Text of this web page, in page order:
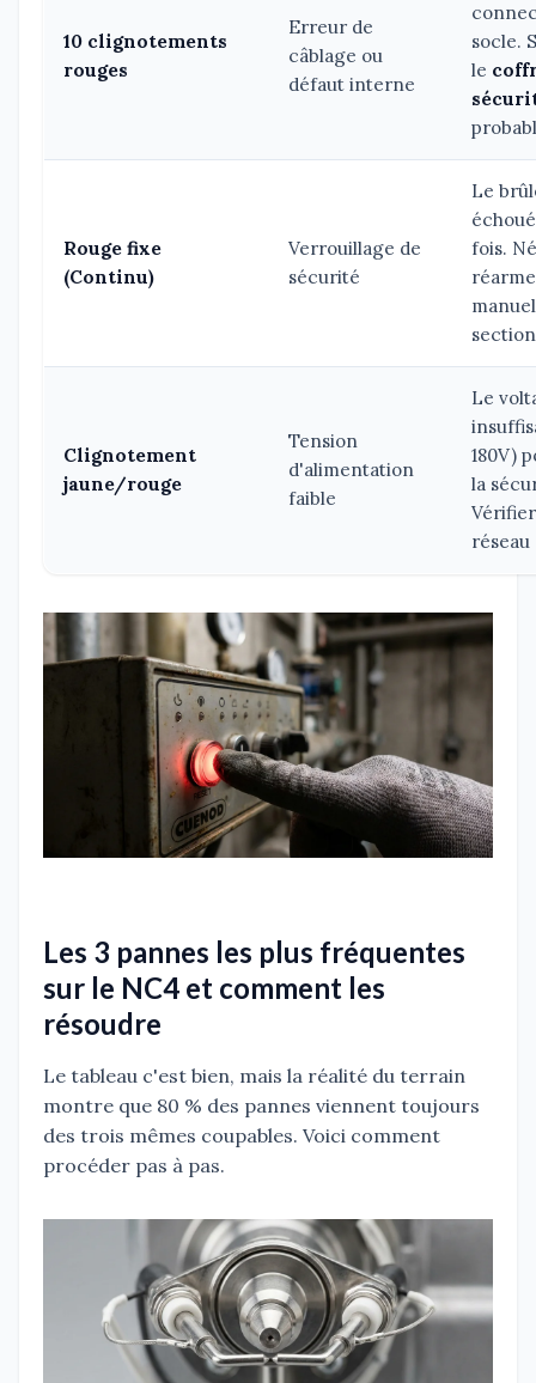
10 clignotements
rouges
Erreur de
câblage ou
défaut interne
socle.
le
Rouge fixe
(Continu)
Verrouillage de
sécurité
Le
fois.
Clignotement
jaune/rouge
Tension
d'alimentation
faible
Le
180V)
la
Les 3 pannes les plus fréquentes
sur le NC4 et comment les
résoudre
Le tableau c'est bien, mais la réalité du terrain
montre que 80 % des pannes viennent toujours
des trois mêmes coupables. Voici comment
procéder pas à pas.